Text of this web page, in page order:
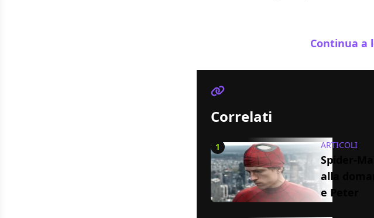
Continua a
Correlati
1 ARTICOLI
Spider-
alla
e Peter